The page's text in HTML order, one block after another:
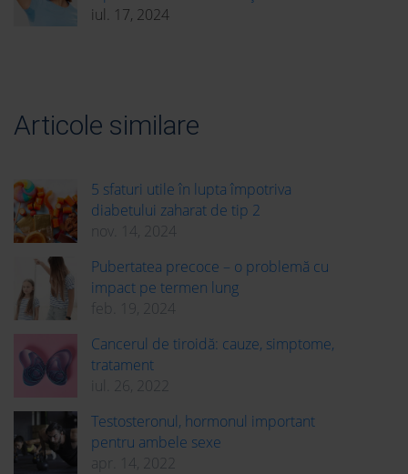
iul. 17, 2024
Articole similare
5 sfaturi utile în lupta împotriva
diabetului zaharat de tip 2
nov. 14, 2024
Pubertatea precoce – o problemă cu
impact pe termen lung
feb. 19, 2024
Cancerul de tiroidă: cauze, simptome,
tratament
iul. 26, 2022
Testosteronul, hormonul important
pentru ambele sexe
apr. 14, 2022